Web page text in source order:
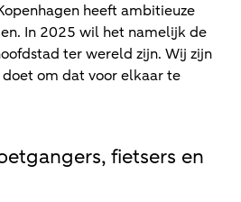
heeft ambitieuze
In 2025 wil het namelijk de
ter wereld zijn. Wij zijn
om dat voor elkaar te
fietsers en